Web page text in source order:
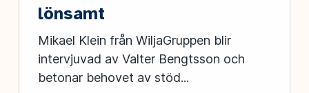
lönsamt
Mikael Klein från WiljaGruppen blir
intervjuvad av Valter Bengtsson och
betonar behovet av stöd...